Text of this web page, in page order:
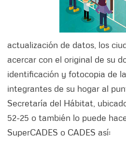
actualización de datos, los
acercar con el original de su
identificación y fotocopia de
integrantes de su hogar al
Secretaría del Hábitat,
52-25 o también lo puede
SuperCADES o CADES así: